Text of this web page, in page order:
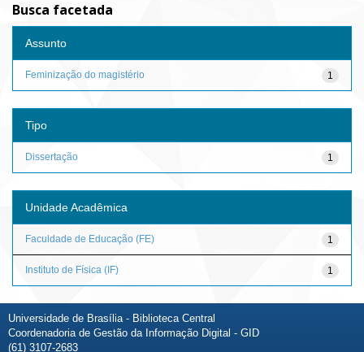
Busca facetada
Assunto
1
Feminização do magistério
Tipo
1
Dissertação
Unidade Acadêmica
1
Faculdade de Educação (FE)
1
Instituto de Física (IF)
Universidade de Brasília - Biblioteca Central
Coordenadoria de Gestão da Informação Digital - GID
(61) 3107-2683